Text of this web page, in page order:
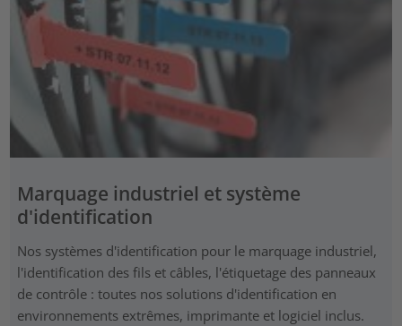
Marquage industriel et système
d'identification
Nos systèmes d'identification pour le marquage industriel,
l'identification des fils et câbles, l'étiquetage des panneaux
de contrôle : toutes nos solutions d'identification en
environnements extrêmes, imprimante et logiciel inclus.